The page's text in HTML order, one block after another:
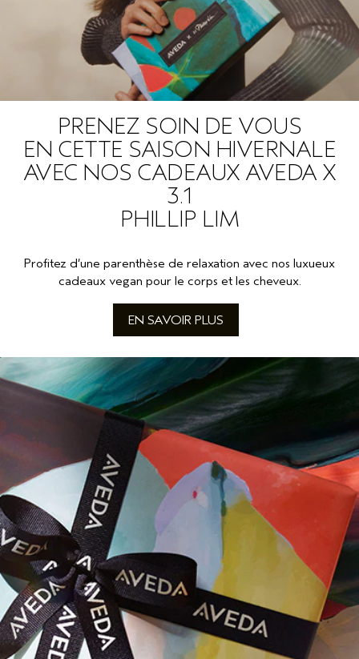
PRENEZ SOIN DE VOUS
EN CETTE SAISON HIVERNALE
AVEC NOS CADEAUX AVEDA X
3.1
PHILLIP LIM
Profitez d’une parenthèse de relaxation avec nos luxueux
cadeaux vegan pour le corps et les cheveux.
EN SAVOIR PLUS